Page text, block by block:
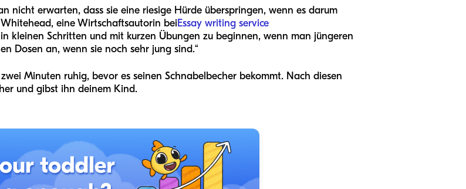
nicht erwarten, dass sie eine riesige Hürde überspringen, wenn es darum
eine Wirtschaftsautorin beiEssay writing service
in kleinen Schritten und mit kurzen Übungen zu beginnen, wenn man jüngeren
Dosen an, wenn sie noch sehr jung sind.“
Minuten ruhig, bevor es seinen Schnabelbecher bekommt. Nach diesen
und gibst ihn deinem Kind.